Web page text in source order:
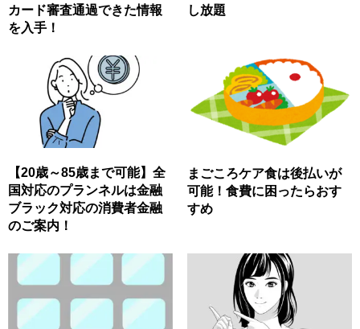
カード審査通過できた情報
を入手！
し放題
【20歳～85歳まで可能】全
国対応のプランネルは金融
ブラック対応の消費者金融
のご案内！
まごころケア食は後払いが
可能！食費に困ったらおす
すめ